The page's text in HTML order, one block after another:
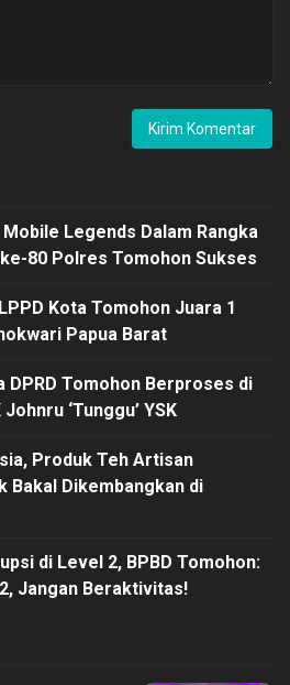
Legends Dalam Rangka
80 Polres Tomohon Sukses
Kota Tomohon Juara 1
Papua Barat
DPRD Tomohon Berproses di
‘Tunggu’ YSK
Produk Teh Artisan
Bakal Dikembangkan di
di Level 2, BPBD Tomohon:
Jangan Beraktivitas!